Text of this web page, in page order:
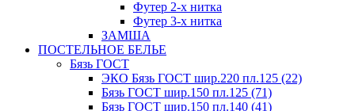
Футер 2-х нитка
Футер 3-х нитка
ЗАМША
ПОСТЕЛЬНОЕ БЕЛЬЕ
Бязь ГОСТ
ЭКО Бязь ГОСТ шир.220 пл.125 (22)
Бязь ГОСТ шир.150 пл.125 (71)
Бязь ГОСТ шир.150 пл.140 (41)